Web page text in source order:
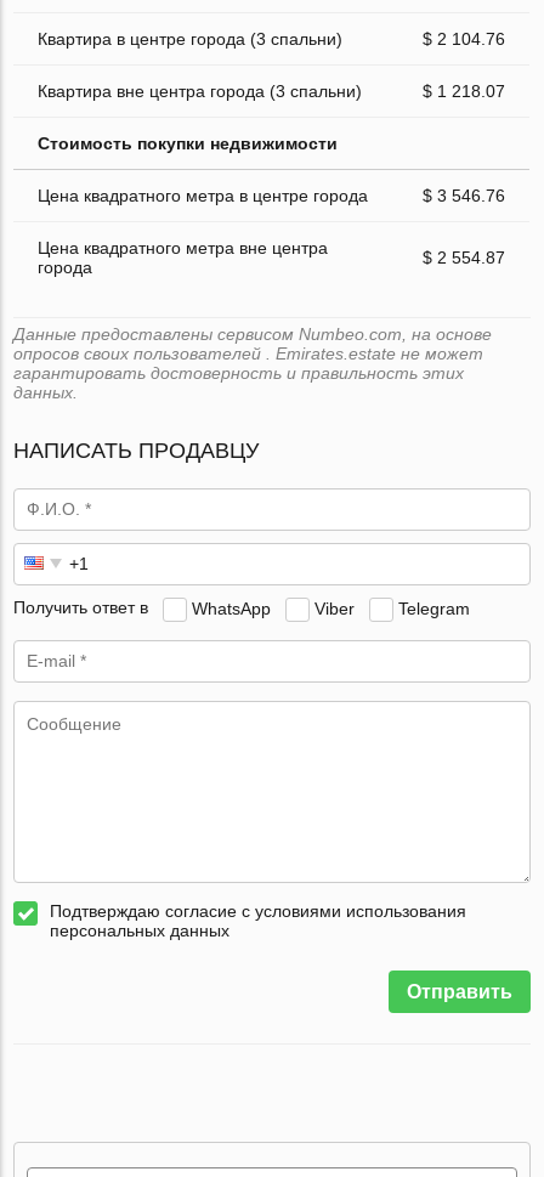
Квартира в центре города (3 спальни) $ 2 104.76
Квартира вне центра города (3 спальни) $ 1 218.07
Стоимость покупки недвижимости
Цена квадратного метра в центре города $ 3 546.76
Цена квадратного метра вне центра
города
$ 2 554.87
Данные предоставлены сервисом Numbeo.com, на основе
опросов своих пользователей . Emirates.estate не может
гарантировать достоверность и правильность этих
данных.
НАПИСАТЬ ПРОДАВЦУ
Получить ответ в WhatsApp Viber Telegram
Подтверждаю согласие с условиями использования
персональных данных
Отправить